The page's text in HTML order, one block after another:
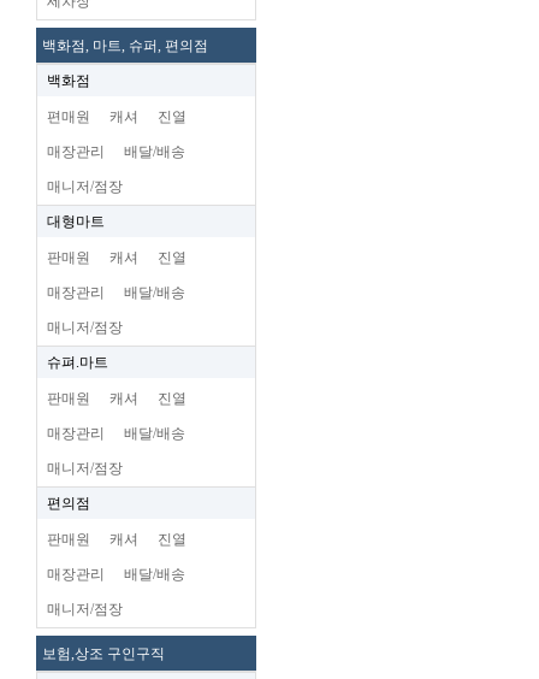
백화점, 마트, 슈퍼, 편의점
백화점
편매원 캐셔 진열
매장관리 배달/배송
매니저/점장
대형마트
판매원 캐셔 진열
매장관리 배달/배송
매니저/점장
슈펴.마트
판매원 캐셔 진열
매장관리 배달/배송
매니저/점장
편의점
판매원 캐셔 진열
매장관리 배달/배송
매니저/점장
보험,상조 구인구직